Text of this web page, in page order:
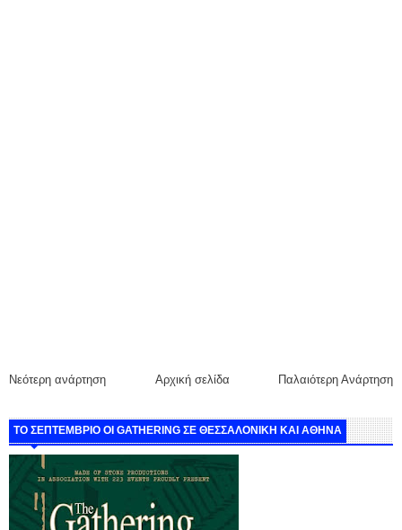
Νεότερη ανάρτηση Παλαιότερη Ανάρτηση
Αρχική σελίδα
ΤΟ ΣΕΠΤΕΜΒΡΙΟ ΟΙ GATHERING ΣΕ ΘΕΣΣΑΛΟΝΙΚΗ ΚΑΙ ΑΘΗΝΑ